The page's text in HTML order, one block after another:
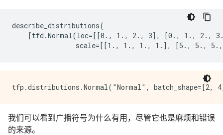
describe_distributions(
[tfd.Normal(loc=[[0., 1., 2., 3], [0., 1., 2.,
我们可以看到广播符号为什么有用，尽管它也是麻烦和错误
的来源。